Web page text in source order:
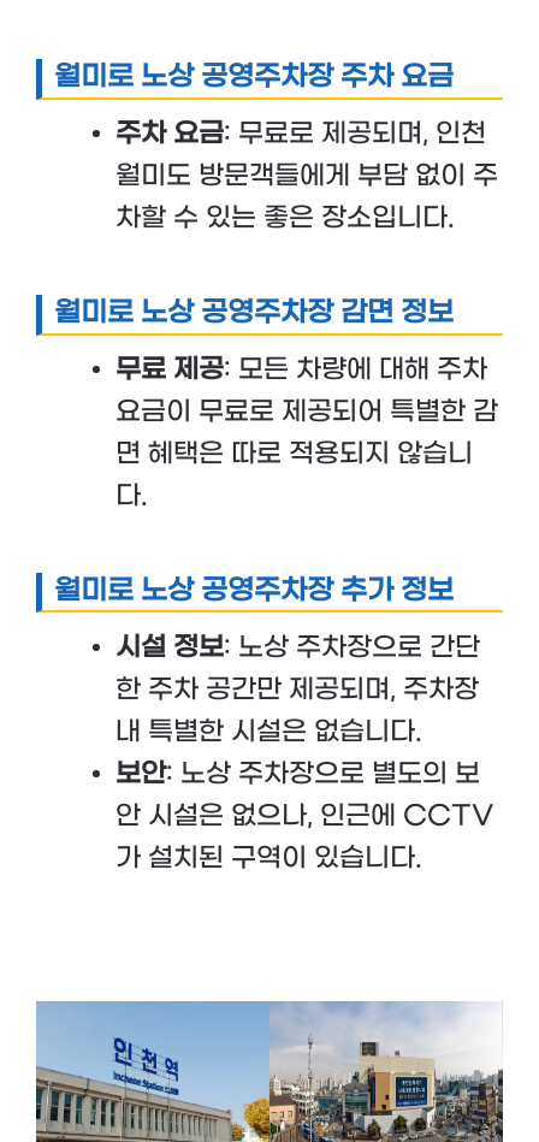
월미로 노상 공영주차장 주차 요금
주차 요금: 무료로 제공되며, 인천
월미도 방문객들에게 부담 없이 주
차할 수 있는 좋은 장소입니다.
월미로 노상 공영주차장 감면 정보
무료 제공: 모든 차량에 대해 주차
요금이 무료로 제공되어 특별한 감
면 혜택은 따로 적용되지 않습니
다.
월미로 노상 공영주차장 추가 정보
시설 정보: 노상 주차장으로 간단
한 주차 공간만 제공되며, 주차장
내 특별한 시설은 없습니다.
보안: 노상 주차장으로 별도의 보
안 시설은 없으나, 인근에 CCTV
가 설치된 구역이 있습니다.